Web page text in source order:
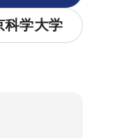
科学大学